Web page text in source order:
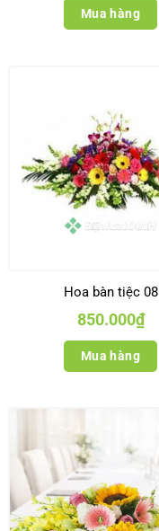
Mua hàng
Hoa bàn tiệc 08
850.000₫
Mua hàng